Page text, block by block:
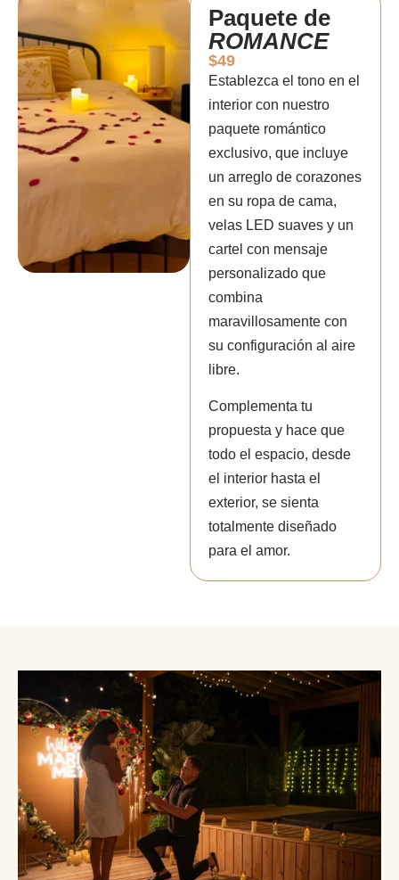
Paquete de
ROMANCE
$49
Establezca el tono en el
interior con nuestro
paquete romántico
exclusivo, que incluye
un arreglo de corazones
en su ropa de cama,
velas LED suaves y un
cartel con mensaje
personalizado que
combina
maravillosamente con
su configuración al aire
libre.
Complementa tu
propuesta y hace que
todo el espacio, desde
el interior hasta el
exterior, se sienta
totalmente diseñado
para el amor.